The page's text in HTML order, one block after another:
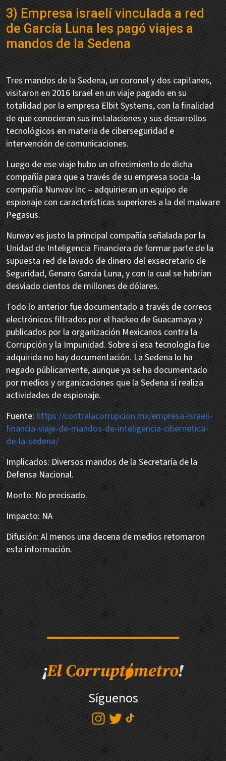
3) Empresa israelí vinculada a red
de García Luna les pagó viajes a
mandos de la Sedena
Tres mandos de la Sedena, un coronel y dos capitanes,
visitaron en 2016 Israel en un viaje pagado en su
totalidad por la empresa Elbit Systems, con la finalidad
de que conocieran sus instalaciones y sus desarrollos
tecnológicos en materia de ciberseguridad e
intervención de comunicaciones.
Luego de ese viaje hubo un ofrecimiento de dicha
compañía para que a través de su empresa socia -la
compañía Nunvav Inc – adquirieran un equipo de
espionaje con características superiores a la del malware
Pegasus.
Nunvav es justo la principal compañía señalada por la
Unidad de Inteligencia Financiera de formar parte de la
supuesta red de lavado de dinero del exsecretario de
Seguridad, Genaro García Luna, y con la cual se habrían
desviado cientos de millones de dólares.
Todo lo anterior fue documentado a través de correos
electrónicos filtrados por el hackeo de Guacamaya y
publicados por la organización Mexicanos contra la
Corrupción y la Impunidad. Sobre si esa tecnología fue
adquirida no hay documentación. La Sedena lo ha
negado públicamente, aunque ya se ha documentado
por medios y organizaciones que la Sedena sí realiza
actividades de espionaje.
Fuente:https://contralacorrupcion.mx/empresa-israeli-
financia-viaje-de-mandos-de-inteligencia-cibernetica-
de-la-sedena/
Implicados: Diversos mandos de la Secretaría de la
Defensa Nacional.
Monto: No precisado.
Impacto: NA
Difusión: Al menos una decena de medios retomaron
esta información.
Síguenos